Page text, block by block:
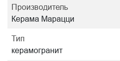
Производитель
Керама Марацци
Тип
керамогранит